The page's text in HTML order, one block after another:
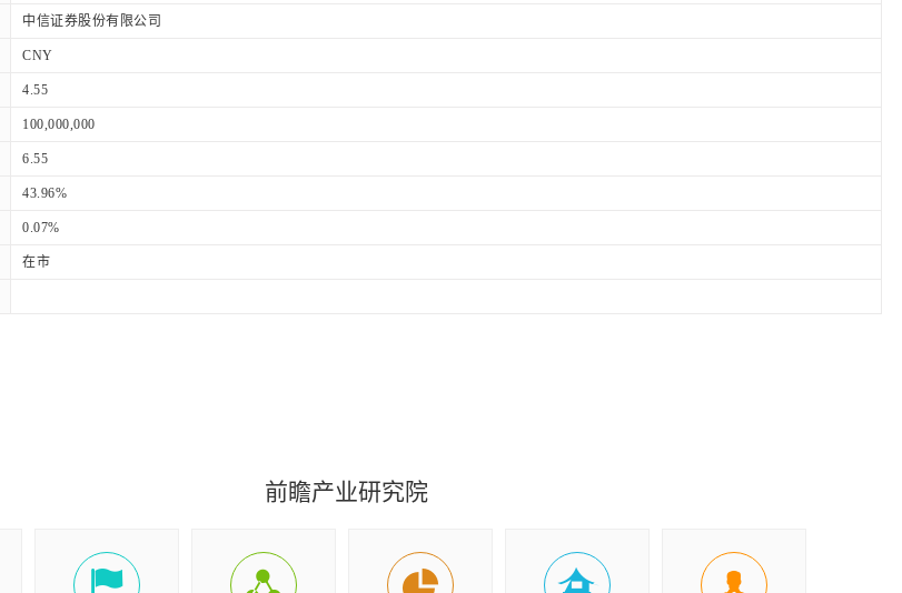
中信证券股份有限公司
CNY
4.55
100,000,000
6.55
43.96%
0.07%
在市
前瞻产业研究院